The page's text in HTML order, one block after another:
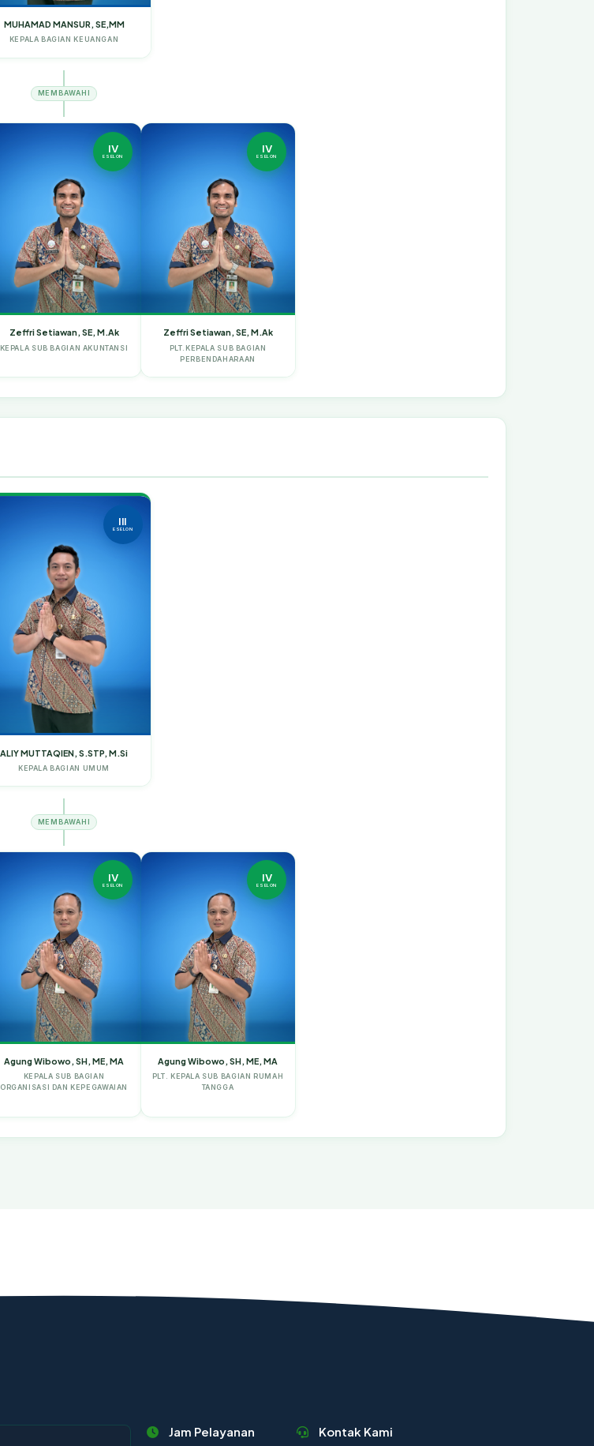
MUHAMAD MANSUR, SE,MM
KEPALA BAGIAN KEUANGAN
MEMBAWAHI
IV
ESELON
Zeffri Setiawan, SE, M.Ak
KEPALA SUB BAGIAN AKUNTANSI
IV
ESELON
Zeffri Setiawan, SE, M.Ak
PLT.KEPALA SUB BAGIAN
PERBENDAHARAAN
III
ESELON
ALIY MUTTAQIEN, S.STP, M.Si
KEPALA BAGIAN UMUM
MEMBAWAHI
IV
ESELON
Agung Wibowo, SH, ME, MA
KEPALA SUB BAGIAN
ORGANISASI DAN KEPEGAWAIAN
IV
ESELON
Agung Wibowo, SH, ME, MA
PLT. KEPALA SUB BAGIAN RUMAH
TANGGA
Jam Pelayanan Kontak Kami